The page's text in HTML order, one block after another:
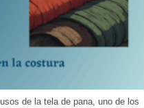
de la tela de pana, uno de los